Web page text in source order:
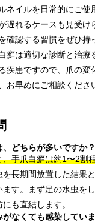
ネイルを日常的にご使
遅れるケースも見受け
確認する習慣をぜひ持
癬は適切な診断と治療
疾患ですので、爪の変
お早めにご相談くださ
どちらが多いですか？
手爪白癬は約1〜2割
長期間放置した結果
す。まず足の水虫を
も直結します。
なくても感染してい